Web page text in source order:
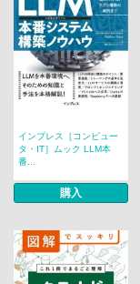
インプレス［コンピュー
タ・IT］ムック LLM本
番...
購入